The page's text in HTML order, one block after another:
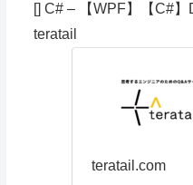
[] C# – 【WPF】【C#
teratail
teratail.com